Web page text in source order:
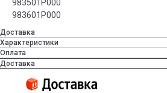
983501P000
983601P000
Доставка
Характеристики
Оплата
Доставка